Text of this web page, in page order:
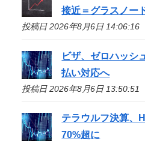
接近＝グラスノー
投稿日 2026年8月6日 14:06:16
ビザ、ゼロハッシ
払い対応へ
投稿日 2026年8月6日 13:50:51
テラウルフ決算、
70%超に